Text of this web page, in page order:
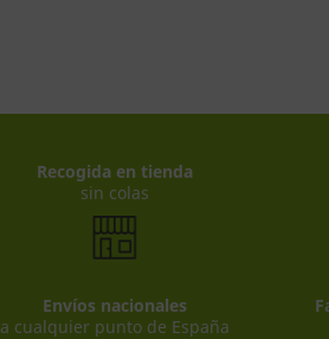
Recogida en tienda
sin colas
Envíos nacionales
a cualquier punto de España